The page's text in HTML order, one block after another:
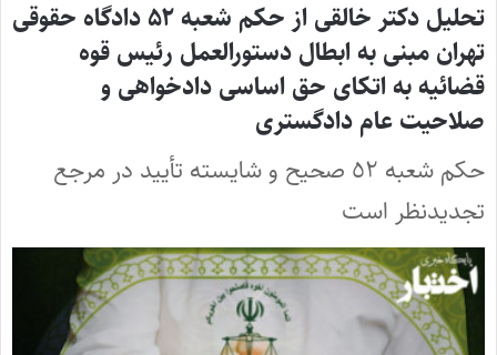
تحلیل دکتر خالقی از حکم شعبه ۵۲ دادگاه حقوقی
تهران مبنی به ابطال دستورالعمل رئیس قوه
قضائیه به اتکای حق اساسی دادخواهی و
صلاحیت عام دادگستری
حکم شعبه ٥٢ صحیح و شایسته تأیید در مرجع
تجدیدنظر است